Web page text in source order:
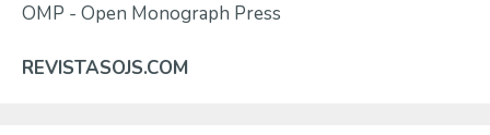
OMP - Open Monograph Press
REVISTASOJS.COM